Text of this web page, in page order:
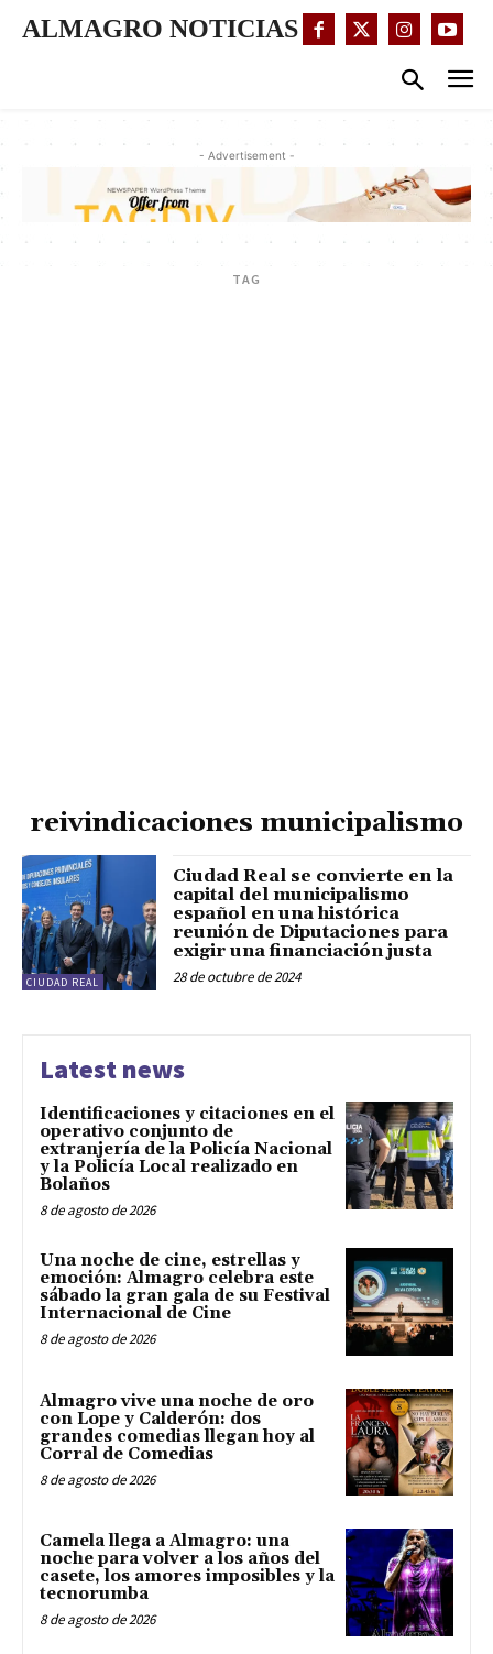
ALMAGRO NOTICIAS
- Advertisement -
TAG
reivindicaciones municipalismo
CIUDAD REAL
Ciudad Real se convierte en la
capital del municipalismo
español en una histórica
reunión de Diputaciones para
exigir una financiación justa
28 de octubre de 2024
Latest news
Identificaciones y citaciones en el
operativo conjunto de
extranjería de la Policía Nacional
y la Policía Local realizado en
Bolaños
8 de agosto de 2026
Una noche de cine, estrellas y
emoción: Almagro celebra este
sábado la gran gala de su Festival
Internacional de Cine
8 de agosto de 2026
Almagro vive una noche de oro
con Lope y Calderón: dos
grandes comedias llegan hoy al
Corral de Comedias
8 de agosto de 2026
Camela llega a Almagro: una
noche para volver a los años del
casete, los amores imposibles y la
tecnorumba
8 de agosto de 2026